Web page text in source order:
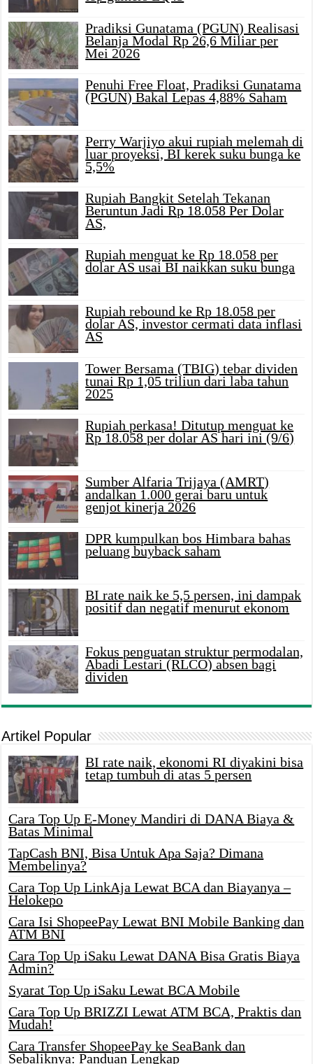
Pradiksi Gunatama (PGUN) Realisasi
Belanja Modal Rp 26,6 Miliar per
Mei 2026
Penuhi Free Float, Pradiksi Gunatama
(PGUN) Bakal Lepas 4,88% Saham
Perry Warjiyo akui rupiah melemah di
luar proyeksi, BI kerek suku bunga ke
5,5%
Rupiah Bangkit Setelah Tekanan
Beruntun Jadi Rp 18.058 Per Dolar
AS,
Rupiah menguat ke Rp 18.058 per
dolar AS usai BI naikkan suku bunga
Rupiah rebound ke Rp 18.058 per
dolar AS, investor cermati data inflasi
AS
Tower Bersama (TBIG) tebar dividen
tunai Rp 1,05 triliun dari laba tahun
2025
Rupiah perkasa! Ditutup menguat ke
Rp 18.058 per dolar AS hari ini (9/6)
Sumber Alfaria Trijaya (AMRT)
andalkan 1.000 gerai baru untuk
genjot kinerja 2026
DPR kumpulkan bos Himbara bahas
peluang buyback saham
BI rate naik ke 5,5 persen, ini dampak
positif dan negatif menurut ekonom
Fokus penguatan struktur permodalan,
Abadi Lestari (RLCO) absen bagi
dividen
Artikel Popular
BI rate naik, ekonomi RI diyakini bisa
tetap tumbuh di atas 5 persen
Cara Top Up E-Money Mandiri di DANA Biaya &
Batas Minimal
TapCash BNI, Bisa Untuk Apa Saja? Dimana
Membelinya?
Cara Top Up LinkAja Lewat BCA dan Biayanya –
Helokepo
Cara Isi ShopeePay Lewat BNI Mobile Banking dan
ATM BNI
Cara Top Up iSaku Lewat DANA Bisa Gratis Biaya
Admin?
Syarat Top Up iSaku Lewat BCA Mobile
Cara Top Up BRIZZI Lewat ATM BCA, Praktis dan
Mudah!
Cara Transfer ShopeePay ke SeaBank dan
Sebaliknya: Panduan Lengkap